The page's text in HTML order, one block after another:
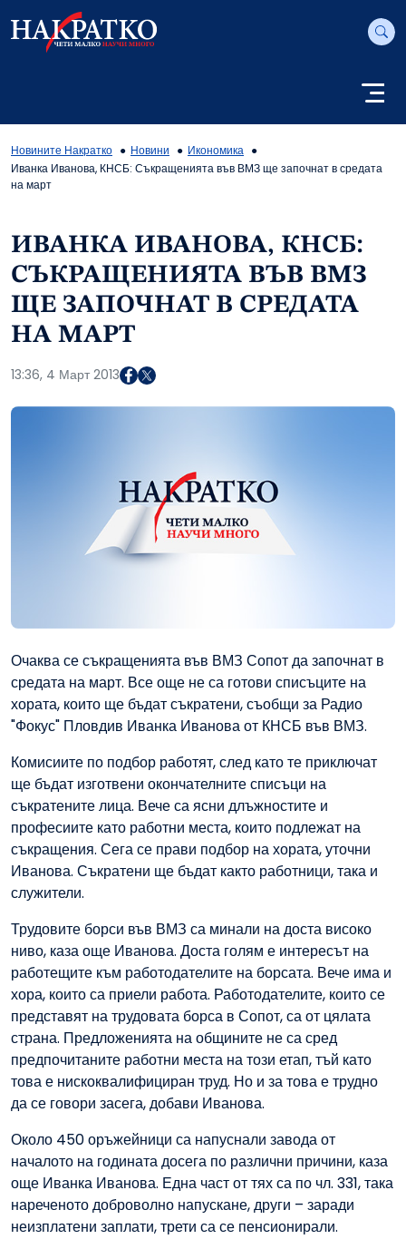
Новините Накратко Новини
Икономика
Иванка Иванова, КНСБ: Съкращенията във ВМЗ ще започнат в средата
на март
ИВАНКА ИВАНОВА, КНСБ:
СЪКРАЩЕНИЯТА ВЪВ ВМЗ
ЩЕ ЗАПОЧНАТ В СРЕДАТА
НА МАРТ
13:36, 4 Март 2013
Очаква се съкращенията във ВМЗ Сопот да започнат в
средата на март. Все още не са готови списъците на
хората, които ще бъдат съкратени, съобщи за Радио
"Фокус" Пловдив Иванка Иванова от КНСБ във ВМЗ.
Комисиите по подбор работят, след като те приключат
ще бъдат изготвени окончателните списъци на
съкратените лица. Вече са ясни длъжностите и
професиите като работни места, които подлежат на
съкращения. Сега се прави подбор на хората, уточни
Иванова. Съкратени ще бъдат както работници, така и
служители.
Трудовите борси във ВМЗ са минали на доста високо
ниво, каза още Иванова. Доста голям е интересът на
работещите към работодателите на борсата. Вече има и
хора, които са приели работа. Работодателите, които се
представят на трудовата борса в Сопот, са от цялата
страна. Предложенията на общините не са сред
предпочитаните работни места на този етап, тъй като
това е нискоквалифициран труд. Но и за това е трудно
да се говори засега, добави Иванова.
Около 450 оръжейници са напуснали завода от
началото на годината досега по различни причини, каза
още Иванка Иванова. Една част от тях са по чл. 331, така
нареченото доброволно напускане, други – заради
неизплатени заплати, трети са се пенсионирали.